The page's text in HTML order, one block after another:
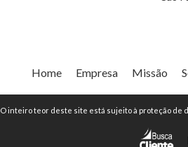
Home Empresa Missão
O inteiro teor deste site está sujeito à proteção de